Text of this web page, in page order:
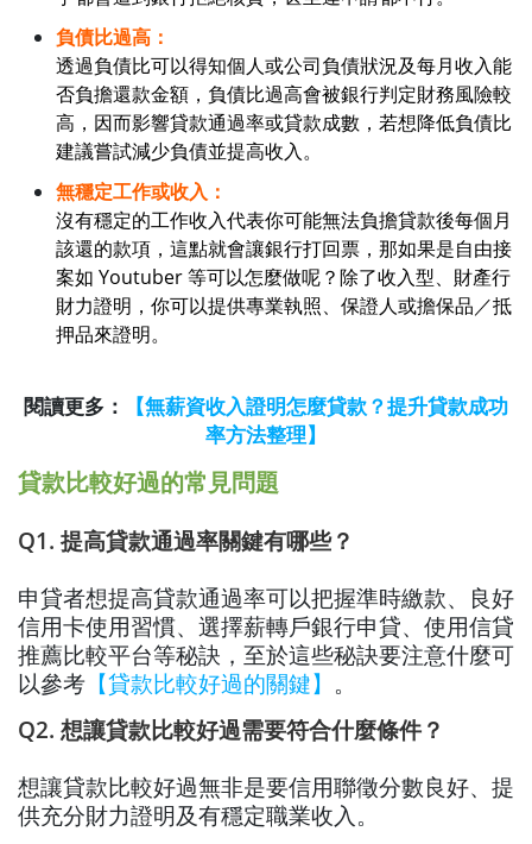
負債比過高：
透過負債比可以得知個人或公司負債狀況及每月收入能
否負擔還款金額，負債比過高會被銀行判定財務風險較
高，因而影響貸款通過率或貸款成數，若想降低負債比
建議嘗試減少負債並提高收入。
無穩定工作或收入：
沒有穩定的工作收入代表你可能無法負擔貸款後每個月
該還的款項，這點就會讓銀行打回票，那如果是自由接
案如 Youtuber 等可以怎麼做呢？除了收入型、財產行
財力證明，你可以提供專業執照、保證人或擔保品／抵
押品來證明。
閱讀更多：
【無薪資收入證明怎麼貸款？提升貸款成功
率方法整理】
貸款比較好過的常見問題
Q1. 提高貸款通過率關鍵有哪些？
申貸者想提高貸款通過率可以把握準時繳款、良好
信用卡使用習慣、選擇薪轉戶銀行申貸、使用信貸
推薦比較平台等秘訣，至於這些秘訣要注意什麼可
以參考 【貸款比較好過的關鍵】 。
Q2. 想讓貸款比較好過需要符合什麼條件？
想讓貸款比較好過無非是要信用聯徵分數良好、提
供充分財力證明及有穩定職業收入。